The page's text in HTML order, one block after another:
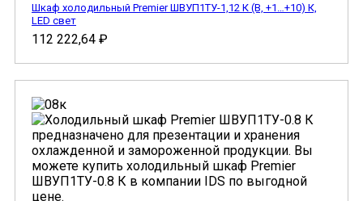
Шкаф холодильный Premier ШВУП1ТУ-1,12 К (В, +1…+10) К,
LED свет
112 222,64 ₽